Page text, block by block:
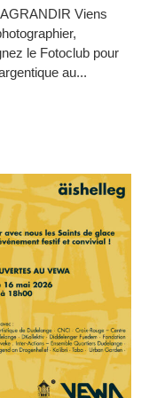
Viens
le Fotoclub pour
au...